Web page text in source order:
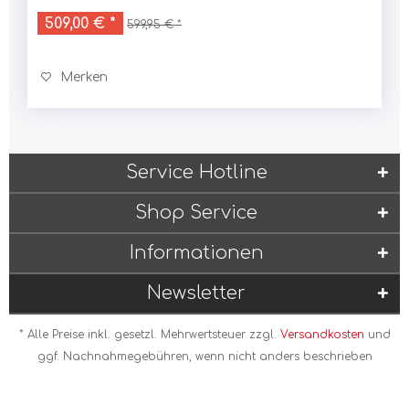
509,00 € * 599,95 € *
Merken
Service Hotline
Shop Service
Informationen
Newsletter
* Alle Preise inkl. gesetzl. Mehrwertsteuer zzgl. Versandkosten und
ggf. Nachnahmegebühren, wenn nicht anders beschrieben